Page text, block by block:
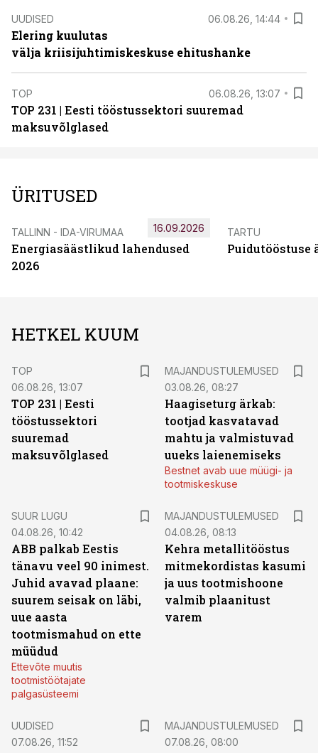
UUDISED 06.08.26, 14:44
Elering kuulutas
välja kriisijuhtimiskeskuse ehitushanke
TOP 06.08.26, 13:07
TOP 231 | Eesti tööstussektori suuremad
maksuvõlglased
ÜRITUSED
TALLINN - IDA-VIRUMAA
Energiasäästlikud lahendused
2026
16.09.2026 TARTU
Puidutööstuse
HETKEL KUUM
TOP
06.08.26, 13:07
TOP 231 | Eesti
tööstussektori
suuremad
maksuvõlglased
MAJANDUSTULEMUSED
03.08.26, 08:27
Haagiseturg ärkab:
tootjad kasvatavad
mahtu ja valmistuvad
uueks laienemiseks
Bestnet avab uue müügi- ja
tootmiskeskuse
SUUR LUGU
04.08.26, 10:42
ABB palkab Eestis
tänavu veel 90 inimest.
Juhid avavad plaane:
suurem seisak on läbi,
uue aasta
tootmismahud on ette
müüdud
Ettevõte muutis
tootmistöötajate
palgasüsteemi
MAJANDUSTULEMUSED
04.08.26, 08:13
Kehra metallitööstus
mitmekordistas kasumi
ja uus tootmishoone
valmib plaanitust
varem
UUDISED
07.08.26, 11:52
MAJANDUSTULEMUSED
07.08.26, 08:00